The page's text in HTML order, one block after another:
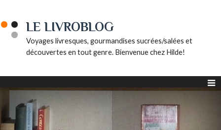
LE LIVROBLOG
Voyages livresques, gourmandises sucrées/salées et
découvertes en tout genre. Bienvenue chez Hilde!